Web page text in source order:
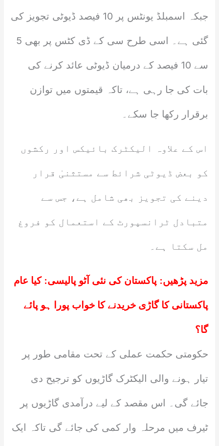
جبکہ اسمبلڈ یونٹس پر 10 فیصد ڈیوٹی تجویز کی
گئی ہے۔ اسی طرح سی کے ڈی کٹس پر بھی 5
سے 10 فیصد کے درمیان ڈیوٹی عائد کرنے کی
بات کی جا رہی ہے، تاکہ قیمتوں میں توازن
برقرار رکھا جا سکے۔
اس کے علاوہ الیکٹرک بائیکس اور رکشوں
کو بعض ڈیوٹی شرائط سے مستثنیٰ قرار
دینے کی تجویز بھی شامل ہے، جس سے
متبادل ٹرانسپورٹ کے استعمال کو فروغ
مل سکتا ہے۔
مزید پڑھیں: پاکستان کی نئی آٹو پالیسی: کیا عام
پاکستانی کا گاڑی خریدنے کا خواب پورا ہو پائے
گا؟
حکومتی حکمت عملی کے تحت مقامی طور پر
تیار ہونے والی الیکٹرک گاڑیوں کو ترجیح دی
جائے گی۔ اس مقصد کے لیے درآمدی گاڑیوں پر
ٹیرف میں مرحلہ وار کمی کی جائے گی تاکہ ایک